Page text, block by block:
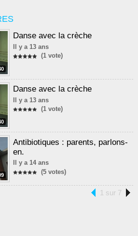
Danse avec la crèche
Il y a 13 ans
(1 vote)
Danse avec la crèche
Il y a 13 ans
(1 vote)
Antibiotiques : parents, parlons-
en.
Il y a 14 ans
(5 votes)
1 sur 7